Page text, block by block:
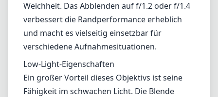
Weichheit. Das Abblenden auf f/1.2 oder f/1.4
verbessert die Randperformance erheblich
und macht es vielseitig einsetzbar für
verschiedene Aufnahmesituationen.
Low-Light-Eigenschaften
Ein großer Vorteil dieses Objektivs ist seine
Fähigkeit im schwachen Licht. Die Blende